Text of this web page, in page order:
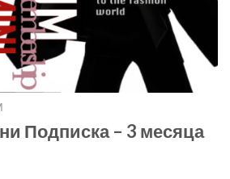
Подписка – 3 месяца